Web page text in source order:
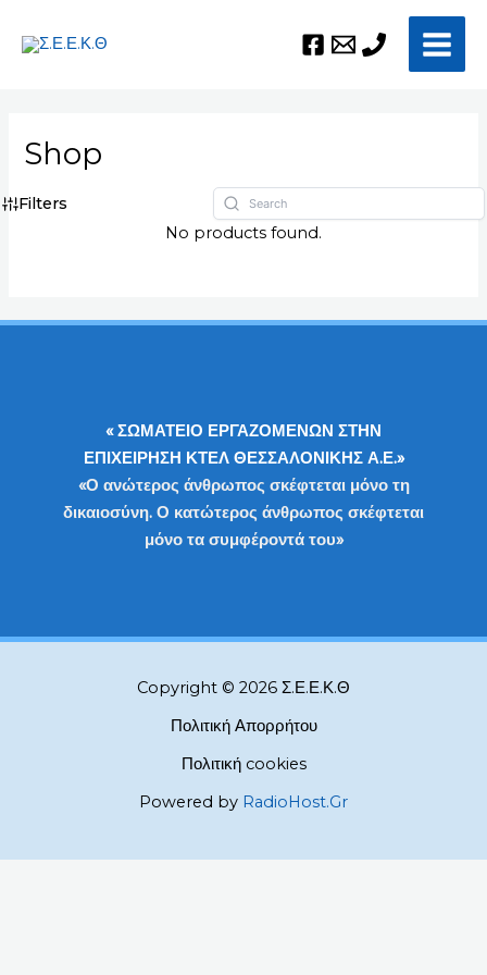
στο
Main
Shop
Filters
No products found.
« ΣΩΜΑΤΕΙΟ ΕΡΓΑΖΟΜΕΝΩΝ ΣΤΗΝ
ΕΠΙΧΕΙΡΗΣΗ ΚΤΕΛ ΘΕΣΣΑΛΟΝΙΚΗΣ Α.Ε.»
«Ο ανώτερος άνθρωπος σκέφτεται μόνο τη
δικαιοσύνη. Ο κατώτερος άνθρωπος σκέφτεται
μόνο τα συμφέροντά του»
Copyright © 2026 Σ.Ε.Ε.Κ.Θ
Πολιτική Απορρήτου
Πολιτική cookies
Powered by RadioHost.Gr